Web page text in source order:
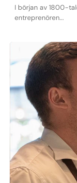
I början av 1800-
entreprenören...